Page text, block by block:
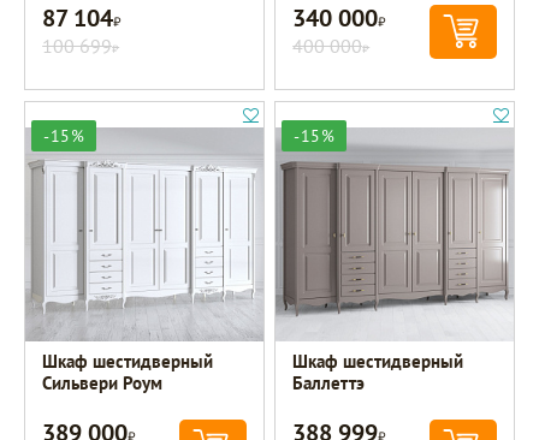
87 104Р
100 699Р
340 000Р
400 000Р
-15%
Шкаф шестидверный
Сильвери Роум
389 000Р
-15%
Шкаф шестидверный
Баллеттэ
388 999Р